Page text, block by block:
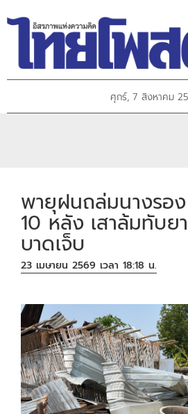
ศุกร์, 7 สิงหาคม
พายุฝนถล่มนางรอ
10 หลัง เสาล้มทับย
บาดเจ็บ
23 เมษายน 2569 เวลา 18:18 น.